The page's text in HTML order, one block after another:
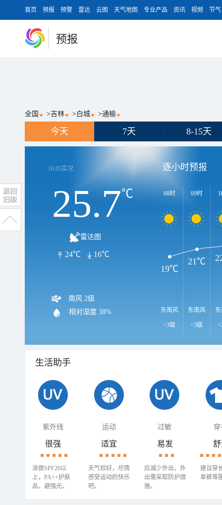
首页 预报 预警 雷达 云图 天气地图 专业产品 资讯 视频 节气
预报
全国 >吉林 > 白城 >通榆
今天 7天 8-15天
16:05实况
25.7℃
雷达图
24℃ 16℃
南风 2级
相对湿度 38%
逐小时预报
08时
东南风
<3级
09时
东南风
<3级
19℃
21℃
生活助手
紫外线 运动 过敏 穿
很强
涂擦SPF20以
上，PA++护肤
品，避强光。
适宜
天气较好，尽情
感受运动的快乐
吧。
易发
应减少外出，外
出需采取防护措
施。
建议穿
单裤等